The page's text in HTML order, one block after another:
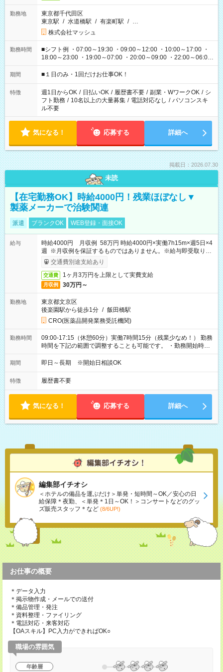
勤務地
東京都千代田区
東京駅 / 水道橋駅 / 有楽町駅 / …
株式会社マッシュ
勤務時間
■シフト例 ・07:00～19:30 ・09:00～12:00 ・10:00～17:00 ・
18:00～23:00 ・19:00～07:00 ・20:00～09:00 ・22:00～06:00
etc ★最短で3時間で5,120円のお仕事から 15時間で2万円近く稼
げるお仕事も！ ご希望のお時間に合わせてご紹介！ ※シフトは
ください！
期間 ■１日のみ・1回だけお仕事OK！
特徴 週1日からOK / 日払いOK / 履歴書不要 / 副業・WワークOK / シ
フト勤務 / 10名以上の大量募集 / 電話対応なし / パソコンスキ
ル不要
気になる！ 応募する 詳細へ
掲載日：2026.07.30
未読
【在宅勤務OK】時給4000円！残業ほぼなし▼
製薬メーカーで治験関連
派遣 ブランクOK WEB登録・面接OK
給与
時給4000円 月収例 58万円 時給4000円×実働7h15m×週5日×4
週 ※月収例を保証するものではありません。※給与即受取りサ
ービス利用可（利用条件有）
交通費別途支給あり
交通費 1ヶ月3万円を上限として実費支給
月収例 30万円～
勤務地
東京都文京区
後楽園駅から徒歩1分 / 飯田橋駅
CRO(医薬品開発業務受託機関)
勤務時間
09:00-17:15（休憩60分）実働7時間15分（残業少なめ！） 勤務
時間を下記の範囲で調整することも可能です。 ・勤務開始時
間 09:00～10:00 ・勤務終了時間 16:00～17:15 ・実働
05:00～07:15
期間 即日～長期 ※開始日相談OK
特徴 履歴書不要
気になる！ 応募する 詳細へ
編集部イチオシ
＜ホテルの備品を運ぶだけ＞単発・短時間～OK／安心の日
給保障＊夜勤、＜単発＊1日～OK！＞コンサートなどのグッ
ズ販売スタッフ＊など (8/6UP!)
お仕事の概要
＊データ入力
＊掲示物作成・メールでの送付
＊備品管理・発注
＊資料整理・ファイリング
＊電話対応・来客対応
【OAスキル】PC入力ができればOK○
職場の雰囲気
年齢層